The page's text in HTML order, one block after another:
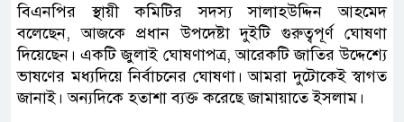
বিএনপির স্থায়ী কমিটির সদস্য সালাহউদ্দিন আহমেদ
বলেছেন, আজকে প্রধান উপদেষ্টা দুইটি গুরুত্বপূর্ণ ঘোষণা
দিয়েছেন। একটি জুলাই ঘোষণাপত্র, আরেকটি জাতির উদ্দেশ্যে
ভাষণের মধ্যদিয়ে নির্বাচনের ঘোষণা। আমরা দুটোকেই স্বাগত
জানাই। অন্যদিকে হতাশা ব্যক্ত করেছে জামায়াতে ইসলাম।